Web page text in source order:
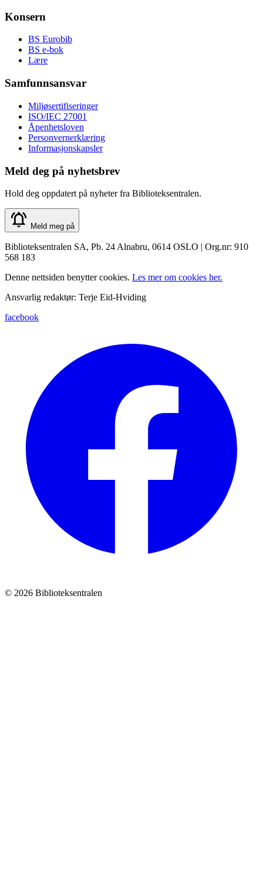
Konsern
BS Eurobib
BS e-bok
Lære
Samfunnsansvar
Miljøsertifiseringer
ISO/IEC 27001
Åpenhetsloven
Personvernerklæring
Informasjonskapsler
Meld deg på nyhetsbrev
Hold deg oppdatert på nyheter fra Biblioteksentralen.
Meld meg på
Biblioteksentralen SA, Pb. 24 Alnabru, 0614 OSLO | Org.nr: 910
568 183
Denne nettsiden benytter cookies. Les mer om cookies her.
Ansvarlig redaktør: Terje Eid-Hviding
facebook
© 2026 Biblioteksentralen